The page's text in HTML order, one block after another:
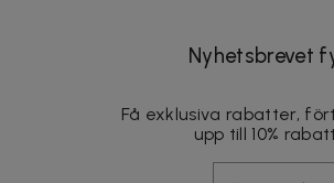
Nyhetsbrevet
Få exklusiva rabatter,
upp till 10%